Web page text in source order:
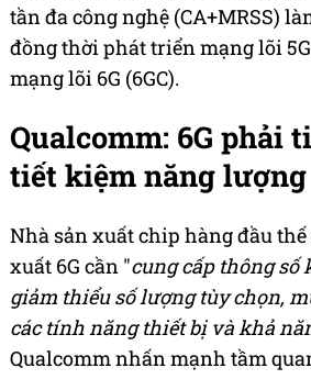
tần đa công nghệ (CA+MRSS)
đồng thời phát triển mạng lõi
mạng lõi 6G (6GC).
Qualcomm: 6G phải
tiết kiệm năng lượng
Nhà sản xuất chip hàng đầu
xuất 6G cần "cung cấp thông
giảm thiểu số lượng tùy chọn,
các tính năng thiết bị và khả
Qualcomm nhấn mạnh tầm